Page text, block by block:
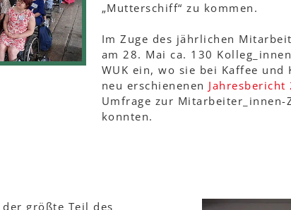
„Mutterschiff“ zu kommen.
Im Zuge des jährlichen
am 28. Mai ca. 130
WUK ein, wo sie bei Kaffee und
neu erschienenen Jahresbericht
Umfrage zur
konnten.
größte Teil des